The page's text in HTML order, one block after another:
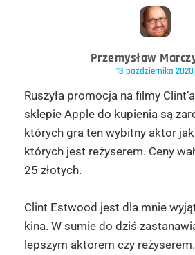
Przemysław
13 października 2020
Ruszyła promocja na filmy
sklepie Apple do kupienia są
których gra ten wybitny aktor
których jest reżyserem. Ceny
25 złotych.
Clint Estwood jest dla mnie
kina. W sumie do dziś
lepszym aktorem czy